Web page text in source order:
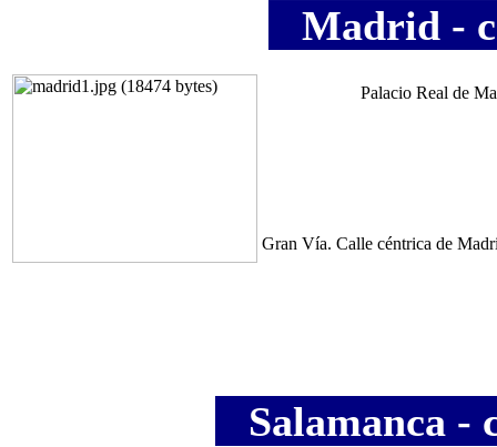
Madrid -
Palacio Real de
Gran Vía. Calle céntrica de
Salamanca